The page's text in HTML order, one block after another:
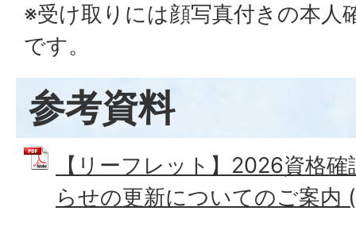
※受け取りには顔写真付きの本人
です。
参考資料
【リーフレット】2026資格
らせの更新についてのご案内